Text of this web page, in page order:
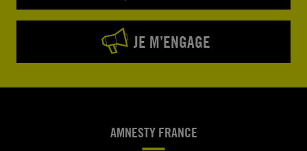
JE M’ENGAGE
AMNESTY FRANCE